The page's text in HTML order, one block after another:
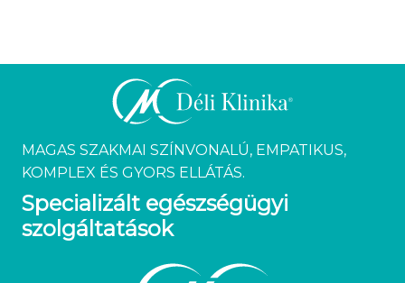
MAGAS SZAKMAI SZÍNVONALÚ, EMPATIKUS,
KOMPLEX ÉS GYORS ELLÁTÁS.
Specializált egészségügyi
szolgáltatások